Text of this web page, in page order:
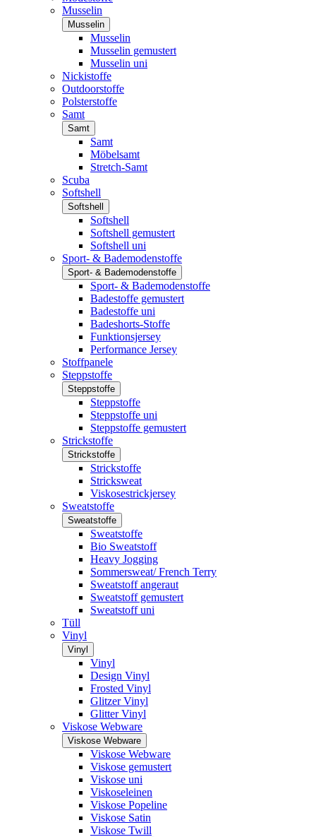
Musselin
Musselin
Musselin
Musselin gemustert
Musselin uni
Nickistoffe
Outdoorstoffe
Polsterstoffe
Samt
Samt
Samt
Möbelsamt
Stretch-Samt
Scuba
Softshell
Softshell
Softshell
Softshell gemustert
Softshell uni
Sport- & Bademodenstoffe
Sport- & Bademodenstoffe
Sport- & Bademodenstoffe
Badestoffe gemustert
Badestoffe uni
Badeshorts-Stoffe
Funktionsjersey
Performance Jersey
Stoffpanele
Steppstoffe
Steppstoffe
Steppstoffe
Steppstoffe uni
Steppstoffe gemustert
Strickstoffe
Strickstoffe
Strickstoffe
Stricksweat
Viskosestrickjersey
Sweatstoffe
Sweatstoffe
Sweatstoffe
Bio Sweatstoff
Heavy Jogging
Sommersweat/ French Terry
Sweatstoff angeraut
Sweatstoff gemustert
Sweatstoff uni
Tüll
Vinyl
Vinyl
Vinyl
Design Vinyl
Frosted Vinyl
Glitzer Vinyl
Glitter Vinyl
Viskose Webware
Viskose Webware
Viskose Webware
Viskose gemustert
Viskose uni
Viskoseleinen
Viskose Popeline
Viskose Satin
Viskose Twill